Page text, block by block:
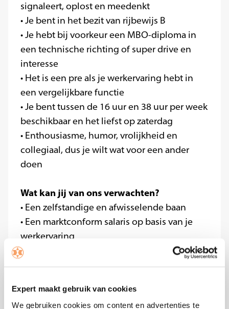
Expert maakt gebruik van cookies
We gebruiken cookies om content en advertenties te
signaleert, oplost en meedenkt
• Je bent in het bezit van rijbewijs B
• Je hebt bij voorkeur een MBO-diploma in
een technische richting of super drive en
interesse
• Het is een pre als je werkervaring hebt in
een vergelijkbare functie
• Je bent tussen de 16 uur en 38 uur per week
beschikbaar en het liefst op zaterdag
• Enthousiasme, humor, vrolijkheid en
collegiaal, dus je wilt wat voor een ander
doen
Wat kan jij van ons verwachten?
• Een zelfstandige en afwisselende baan
• Een marktconform salaris op basis van je
werkervaring
• Vrijdagmiddagborrel, etentjes,
vertrouwen, vrijheid. Werken in een gezellig,